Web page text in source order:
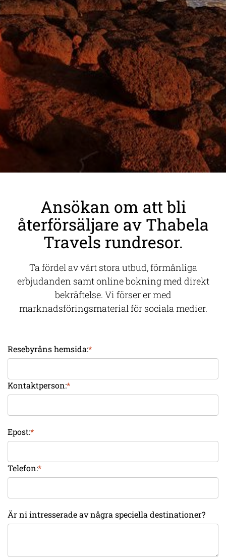
Ansökan om att bli
återförsäljare av Thabela
Travels rundresor.
Ta fördel av vårt stora utbud, förmånliga
erbjudanden samt online bokning med direkt
bekräftelse. Vi förser er med
marknadsföringsmaterial för sociala medier.
Resebyråns hemsida:*
Kontaktperson:*
Epost:*
Telefon:*
Är ni intresserade av några speciella destinationer?